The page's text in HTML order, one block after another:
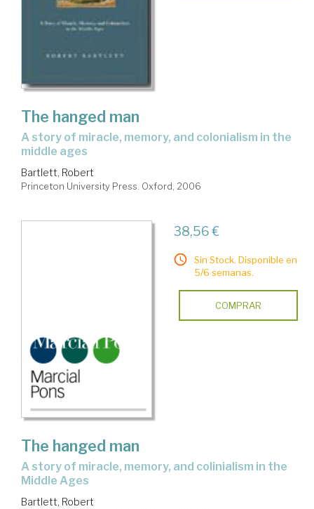
The hanged man
a story of miracle, memory, and colonialism in the
middle ages
Bartlett, Robert
Princeton University Press. Oxford, 2006
38,56 €
Sin Stock. Disponible en
5/6 semanas.
COMPRAR
The hanged man
a story of miracle, memory, and colinialism in the
Middle Ages
Bartlett, Robert